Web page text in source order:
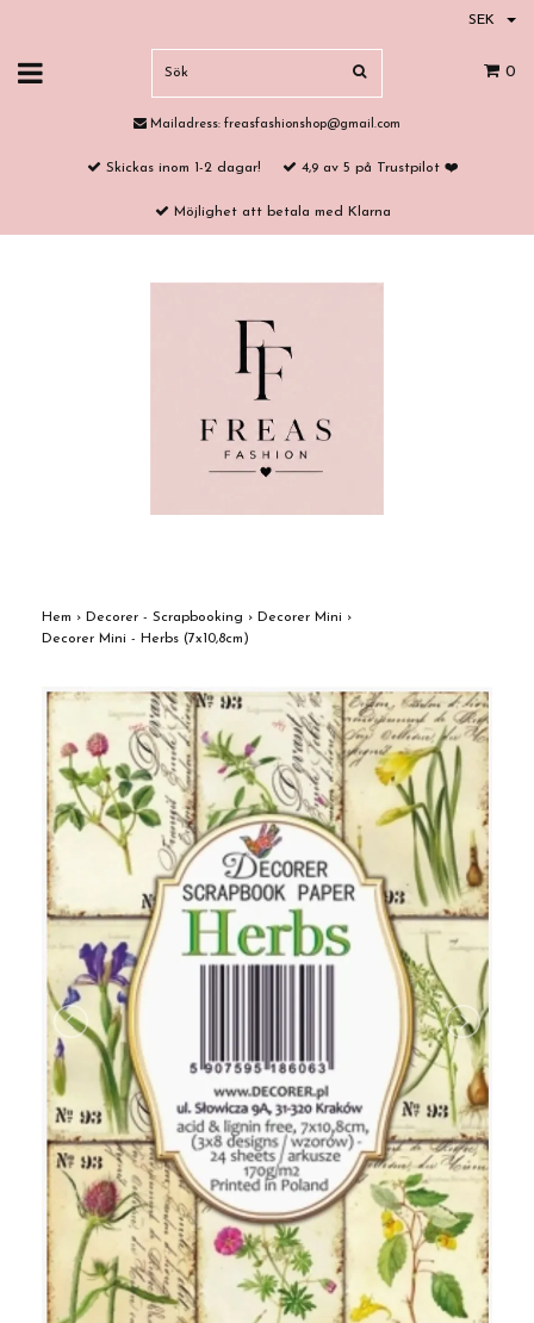
SEK
0
Mailadress: freasfashionshop@gmail.com
Skickas inom 1-2 dagar! 4,9 av 5 på Trustpilot ❤️
Möjlighet att betala med Klarna
Hem › Decorer - Scrapbooking › Decorer Mini ›
Decorer Mini - Herbs (7x10,8cm)